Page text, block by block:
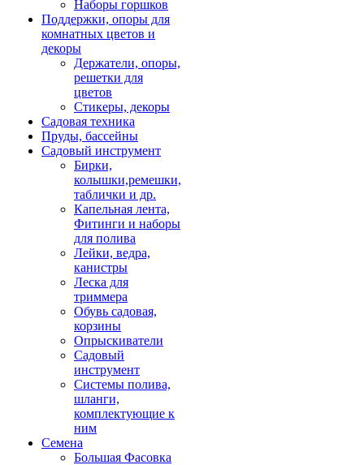
Наборы горшков
Поддержки, опоры для
комнатных цветов и
декоры
Держатели, опоры,
решетки для
цветов
Стикеры, декоры
Садовая техника
Пруды, бассейны
Садовый инструмент
Бирки,
колышки,ремешки,
таблички и др.
Капельная лента,
Фитинги и наборы
для полива
Лейки, ведра,
канистры
Леска для
триммера
Обувь садовая,
корзины
Опрыскиватели
Садовый
инструмент
Системы полива,
шланги,
комплектующие к
ним
Семена
Большая Фасовка